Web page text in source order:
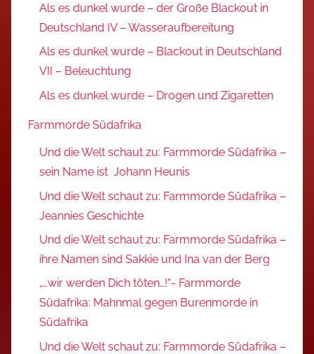
Als es dunkel wurde – der Große Blackout in
Deutschland IV – Wasseraufbereitung
Als es dunkel wurde – Blackout in Deutschland
VII – Beleuchtung
Als es dunkel wurde – Drogen und Zigaretten
Farmmorde Südafrika
Und die Welt schaut zu: Farmmorde Südafrika –
sein Name ist Johann Heunis
Und die Welt schaut zu: Farmmorde Südafrika –
Jeannies Geschichte
Und die Welt schaut zu: Farmmorde Südafrika –
ihre Namen sind Sakkie und Ina van der Berg
„…wir werden Dich töten…!“- Farmmorde
Südafrika: Mahnmal gegen Burenmorde in
Südafrika
Und die Welt schaut zu: Farmmorde Südafrika –